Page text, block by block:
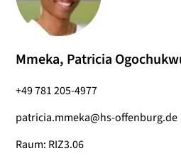
Mmeka, Patricia
+49 781 205-4977
patricia.mmeka@hs-offenburg.de
Raum: RIZ3.06